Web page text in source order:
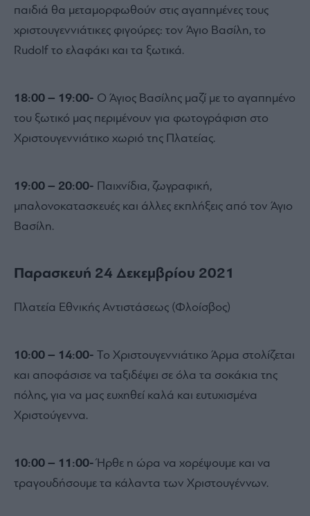
παιδιά θα μεταμορφωθούν στις αγαπηµένες τους
χριστουγεννιάτικες φιγούρες: τον Άγιο Βασίλη, το
Rudolf το ελαφάκι και τα ξωτικά.
18:00 – 19:00- Ο Άγιος Βασίλης µαζί µε το αγαπηµένο
του ξωτικό μας περιµένουν για φωτογράφιση στο
Χριστουγεννιάτικο χωριό της Πλατείας.
19:00 – 20:00- Παιχνίδια, ζωγραφική,
µπαλονοκατασκευές και άλλες εκπλήξεις από τον Άγιο
Βασίλη.
Παρασκευή 24 Δεκεμβρίου 2021
Πλατεία Εθνικής Αντιστάσεως (Φλοίσβος)
10:00 – 14:00- Το Χριστουγεννιάτικο Άρµα στολίζεται
και αποφάσισε να ταξιδέψει σε όλα τα σοκάκια της
πόλης, για να µας ευχηθεί καλά και ευτυχισµένα
Χριστούγεννα.
10:00 – 11:00-Ήρθε η ώρα να χορέψουµε και να
τραγουδήσουµε τα κάλαντα των Χριστουγέννων.